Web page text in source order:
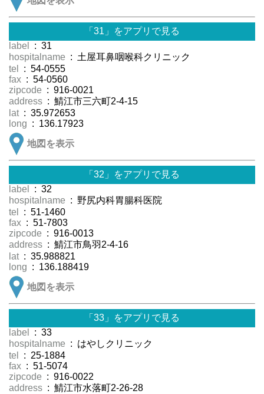
「31」をアプリで見る
label
: 31
hospitalname : 土屋耳鼻咽喉科クリニック
tel
: 54-0555
fax : 54-0560
zipcode : 916-0021
address : 鯖江市三六町2-4-15
lat : 35.972653
long : 136.17923
地図を表示
「32」をアプリで見る
label
: 32
hospitalname : 野尻内科胃腸科医院
tel
: 51-1460
fax : 51-7803
zipcode : 916-0013
address : 鯖江市鳥羽2-4-16
lat : 35.988821
long : 136.188419
地図を表示
「33」をアプリで見る
label
: 33
hospitalname : はやしクリニック
tel
: 25-1884
fax : 51-5074
zipcode : 916-0022
address : 鯖江市水落町2-26-28